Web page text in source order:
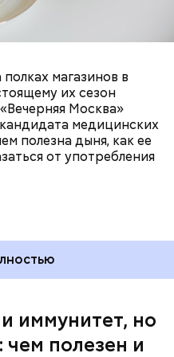
магазинов в
их сезон
Москва»
медицинских
полезна дыня, как ее
от употребления
каротиноиды
зрение;
действие,
сосудистую
скачки давления;
и не дает сосудам
иммунитет, но
чем полезен и
человеку
в рацион несколько
в свежем